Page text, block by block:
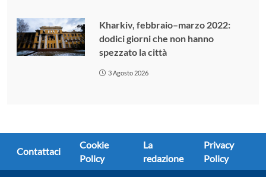
Kharkiv, febbraio–marzo 2022:
dodici giorni che non hanno
spezzato la città
3 Agosto 2026
Contattaci
Cookie
Policy
La
redazione
Privacy
Policy